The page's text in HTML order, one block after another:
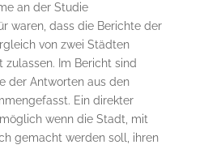
an der Studie
waren, dass die Berichte der
von zwei Städten
Im Bericht sind
der Antworten aus den
Ein direkter
wenn die Stadt, mit
gemacht werden soll, ihren